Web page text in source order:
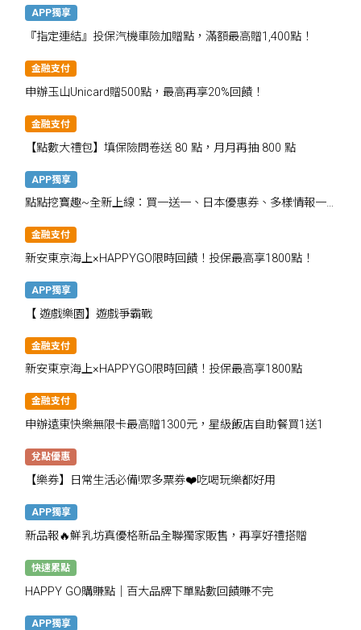
APP獨享
『指定連結』投保汽機車險加贈點，滿額最高贈1,400點！
金融支付
申辦玉山Unicard贈500點，最高再享20%回饋！
金融支付
【點數大禮包】填保險問卷送 80 點，月月再抽 800 點
APP獨享
點點挖寶趣~全新上線：買一送一、日本優惠券、多樣情報一
金融支付
新安東京海上×HAPPYGO限時回饋！投保最高享1800點！
APP獨享
【 遊戲樂園】遊戲爭霸戰
金融支付
新安東京海上×HAPPYGO限時回饋！投保最高享1800點
金融支付
申辦遠東快樂無限卡最高贈1300元，星級飯店自助餐買1送1
兌點優惠
【樂券】日常生活必備!眾多票券❤️吃喝玩樂都好用
APP獨享
新品報🔥鮮乳坊真優格新品全聯獨家販售，再享好禮搭贈
快速累點
HAPPY GO購賺點｜百大品牌下單點數回饋賺不完
APP獨享